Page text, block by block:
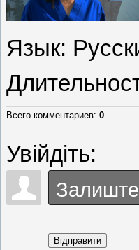
Язык:
Всего комментариев: 0
Увійдіть:
Відправити